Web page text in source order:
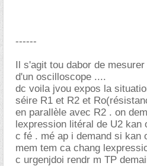
------
Il s'agit tou dabor de
d'un oscilloscope ....
dc voila jvou expos la
séire R1 et R2 et
en parallèle avec R2 . on
lexpression litéral de U2 kan
c fé . mé ap i demand si kan
mem tem ca chang
c urgenjdoi rendr m TP